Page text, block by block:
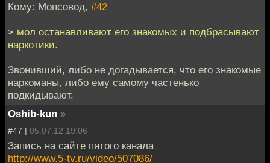
Кому: Мопсовод, #42
> мол останавливают его знакомых и подбрасывают
наркотики.
Звонивший, либо не догадывается, что его знакомые
наркоманы, либо ему самому частенько
подкидывают.
Oshib-kun »
#47 | 05.07.12 19:06
Запись на сайте пятого канала
http://www.5-tv.ru/video/507086/